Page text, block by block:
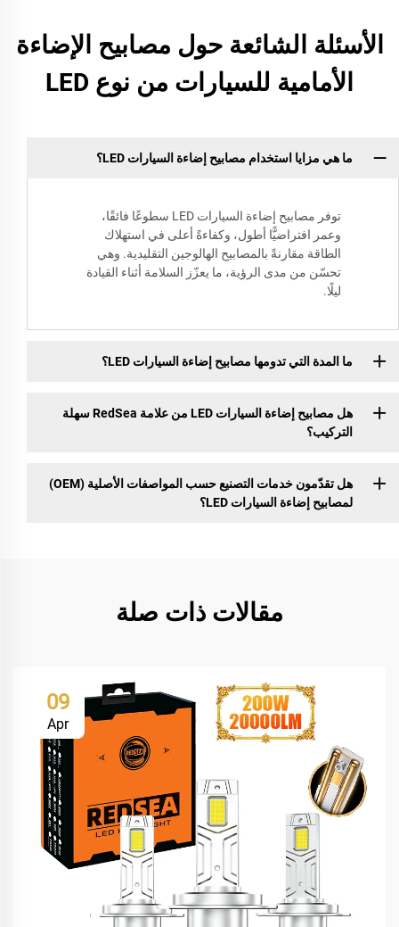
الأسئلة الشائعة حول مصابيح الإضاءة
الأمامية للسيارات من نوع LED
ما هي مزايا استخدام مصابيح إضاءة السيارات LED؟
توفر مصابيح إضاءة السيارات LED سطوعًا فائقًا،
وعمر افتراضيًّا أطول، وكفاءةً أعلى في استهلاك
الطاقة مقارنةً بالمصابيح الهالوجين التقليدية. وهي
تحسّن من مدى الرؤية، ما يعزّز السلامة أثناء القيادة
ليلًا.
ما المدة التي تدومها مصابيح إضاءة السيارات LED؟
هل مصابيح إضاءة السيارات LED من علامة RedSea سهلة
التركيب؟
هل تقدّمون خدمات التصنيع حسب المواصفات الأصلية (OEM)
لمصابيح إضاءة السيارات LED؟
مقالات ذات صلة
09
Apr